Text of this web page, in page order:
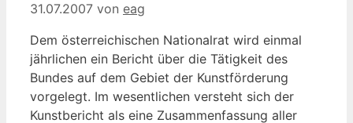
31.07.2007 von eag
Dem österreichischen Nationalrat wird einmal
jährlichen ein Bericht über die Tätigkeit des
Bundes auf dem Gebiet der Kunstförderung
vorgelegt. Im wesentlichen versteht sich der
Kunstbericht als eine Zusammenfassung aller